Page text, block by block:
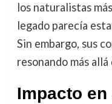
los naturalistas
legado parecía
Sin embargo, sus
resonando más
Impacto